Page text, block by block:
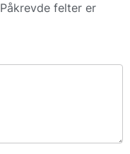
Påkrevde felter er